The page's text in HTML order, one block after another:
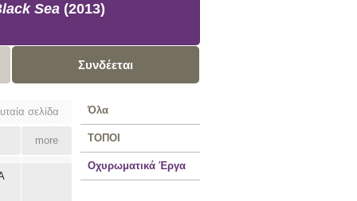
Sea (2013)
Συνδέεται
σελίδα
more
Όλα
ΤΟΠΟΙ
Οχυρωματικά Έργα